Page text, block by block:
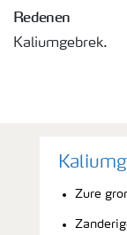
Redenen
Kaliumgebrek.
Zure